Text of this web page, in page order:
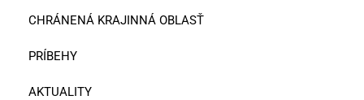
CHRÁNENÁ KRAJINNÁ OBLASŤ
PRÍBEHY
AKTUALITY